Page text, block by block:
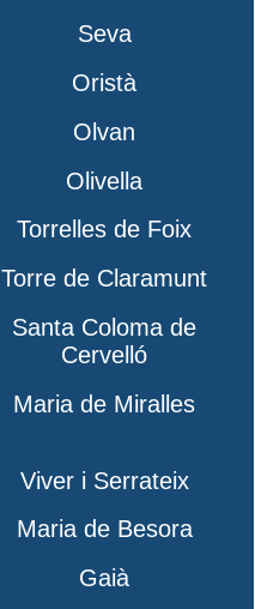
Seva
Oristà
Olvan
Olivella
Torrelles de Foix
Torre de Claramunt
Santa Coloma de
Cervelló
Maria de Miralles
Viver i Serrateix
Maria de Besora
Gaià